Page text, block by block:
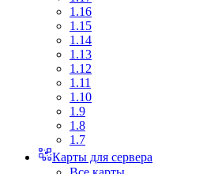
1.16
1.15
1.14
1.13
1.12
1.11
1.10
1.9
1.8
1.7
Карты для сервера